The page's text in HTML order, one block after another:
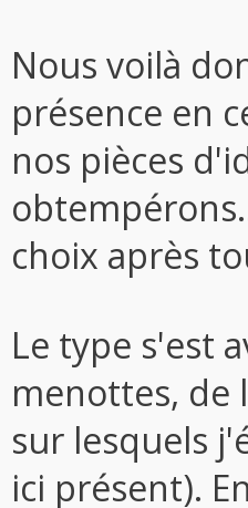
Nous voilà
présence en
nos pièces
choix après
Le type s'est
menottes, de
sur lesquels
ici présent).